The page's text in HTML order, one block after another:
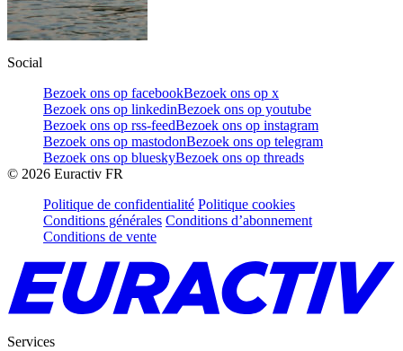
Social
Bezoek ons op facebookBezoek ons op x
Bezoek ons op linkedinBezoek ons op youtube
Bezoek ons op rss-feedBezoek ons op instagram
Bezoek ons op mastodonBezoek ons op telegram
Bezoek ons op blueskyBezoek ons op threads
© 2026 Euractiv FR
Politique de confidentialité Politique cookies
Conditions générales Conditions d’abonnement
Conditions de vente
Services